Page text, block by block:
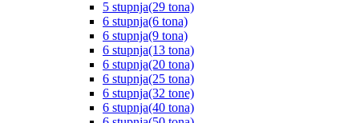
5 stupnja(29 tona)
6 stupnja(6 tona)
6 stupnja(9 tona)
6 stupnja(13 tona)
6 stupnja(20 tona)
6 stupnja(25 tona)
6 stupnja(32 tone)
6 stupnja(40 tona)